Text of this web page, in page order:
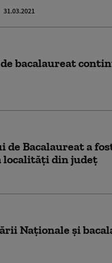
31.03.2021
bacalaureat
de Bacalaureat a
localități din județ
Naţionale şi